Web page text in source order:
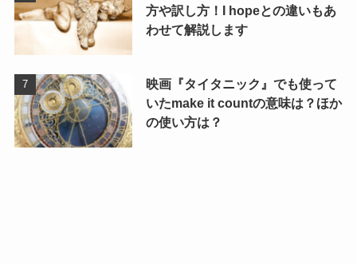
方や訳し方！I hopeとの違いもあ
わせて解説します
映画『タイタニック』でも使って
いたmake it countの意味は？ほか
の使い方は？